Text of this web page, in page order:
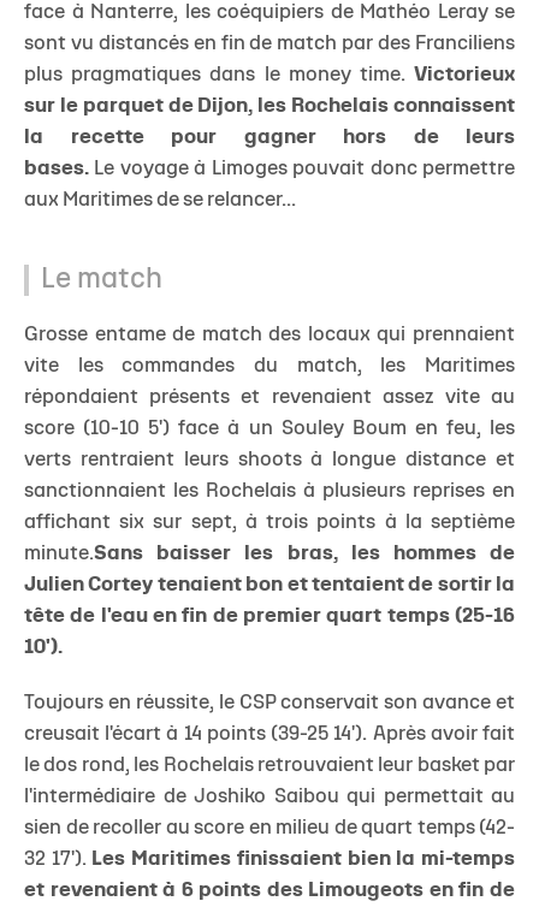
face à Nanterre, les coéquipiers de Mathéo Leray se
sont vu distancés en fin de match par des Franciliens
plus pragmatiques dans le money time. Victorieux
sur le parquet de Dijon, les Rochelais connaissent
la recette pour gagner hors de leurs
bases. Le voyage à Limoges pouvait donc permettre
aux Maritimes de se relancer...
Le match
Grosse entame de match des locaux qui prennaient
vite les commandes du match, les Maritimes
répondaient présents et revenaient assez vite au
score (10-10 5') face à un Souley Boum en feu, les
verts rentraient leurs shoots à longue distance et
sanctionnaient les Rochelais à plusieurs reprises en
affichant six sur sept, à trois points à la septième
minute.Sans baisser les bras, les hommes de
Julien Cortey tenaient bon et tentaient de sortir la
tête de l'eau en fin de premier quart temps (25-16
10').
Toujours en réussite, le CSP conservait son avance et
creusait l'écart à 14 points (39-25 14'). Après avoir fait
le dos rond, les Rochelais retrouvaient leur basket par
l'intermédiaire de Joshiko Saibou qui permettait au
sien de recoller au score en milieu de quart temps (42-
32 17'). Les Maritimes finissaient bien la mi-temps
et revenaient à 6 points des Limougeots en fin de